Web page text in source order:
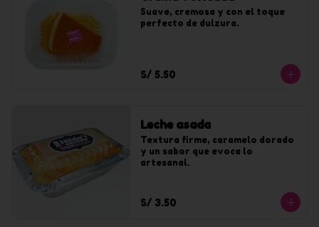
Suave, cremosa y con el toque
perfecto de dulzura.
S/ 5.50
Leche asada
Textura firme, caramelo dorado
y un sabor que evoca lo
artesanal.
S/ 3.50